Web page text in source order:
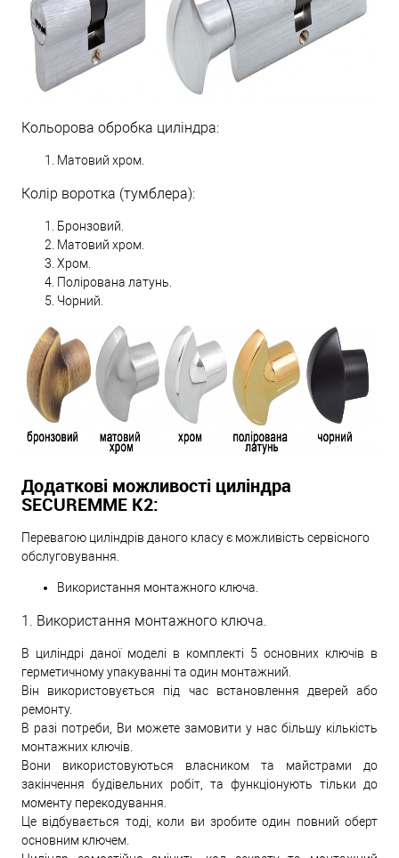
Кольорова обробка циліндра:
Матовий хром.
Колір воротка (тумблера):
Бронзовий.
Матовий хром.
Хром.
Полірована латунь.
Чорний.
Додаткові можливості циліндра
SECUREMME K2:
Перевагою циліндрів даного класу є можливість сервісного
обслуговування.
Використання монтажного ключа.
1. Використання монтажного ключа.
В циліндрі даної моделі в комплекті 5 основних ключів в
герметичному упакуванні та один монтажний.
Він використовується під час встановлення дверей або
ремонту.
В разі потреби, Ви можете замовити у нас більшу кількість
монтажних ключів.
Вони використовуються власником та майстрами до
закінчення будівельних робіт, та функціонують тільки до
моменту перекодування.
Це відбувається тоді, коли ви зробите один повний оберт
основним ключем.